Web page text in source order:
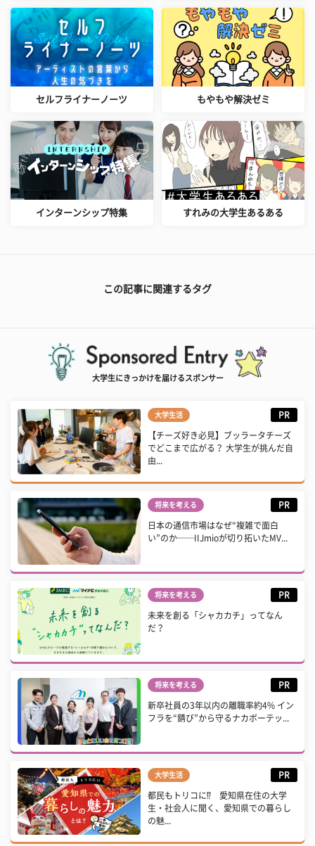
セルフライナーノーツ もやもや解決ゼミ
インターンシップ特集 すれみの大学生あるある
この記事に関連するタグ
大学生にきっかけを届けるスポンサー
大学生活 PR
【チーズ好き必見】ブッラータチーズ
でどこまで広がる？ 大学生が挑んだ自
由...
将来を考える PR
日本の通信市場はなぜ“複雑で面白
い”のか──IIJmioが切り拓いたMV...
将来を考える PR
未来を創る「シャカカチ」ってなん
だ？
将来を考える PR
新卒社員の3年以内の離職率約4% イン
フラを“錆び”から守るナカボーテッ...
大学生活 PR
都民もトリコに⁉ 愛知県在住の大学
生・社会人に聞く、愛知県での暮らし
の魅...